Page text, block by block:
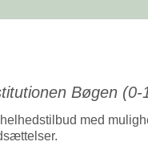
Bøgen (0-
med